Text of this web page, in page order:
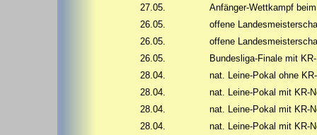
27.05.
Anfänger-Wettkampf
26.05.
offene
26.05.
offene
26.05.
Bundesliga-Finale mit
28.04.
nat. Leine-Pokal ohne
28.04.
nat. Leine-Pokal mit KR-
28.04.
nat. Leine-Pokal mit KR-
28.04.
nat. Leine-Pokal mit KR-